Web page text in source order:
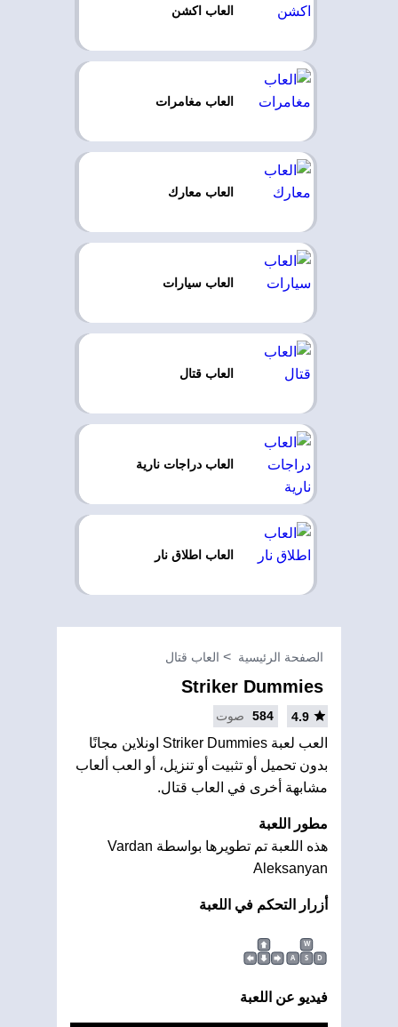
العاب اكشن
العاب مغامرات
العاب معارك
العاب سيارات
العاب قتال
العاب دراجات نارية
العاب اطلاق نار
الصفحة الرئيسية العاب قتال
Striker Dummies
4.9
584 صوت
العب لعبة Striker Dummies اونلاين مجانًا
بدون تحميل أو تثبيت أو تنزيل، أو العب ألعاب
مشابهة أخرى في العاب قتال.
مطور اللعبة
هذه اللعبة تم تطويرها بواسطة Vardan
Aleksanyan
أزرار التحكم في اللعبة
W
A
S D
فيديو عن اللعبة